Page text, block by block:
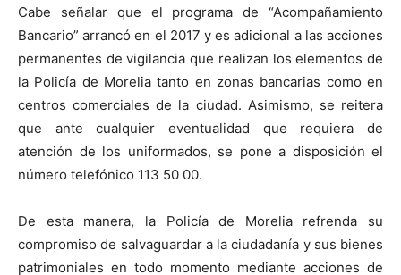
Cabe señalar que el programa de “Acompañamiento
Bancario” arrancó en el 2017 y es adicional a las acciones
permanentes de vigilancia que realizan los elementos de
la Policía de Morelia tanto en zonas bancarias como en
centros comerciales de la ciudad. Asimismo, se reitera
que ante cualquier eventualidad que requiera de
atención de los uniformados, se pone a disposición el
número telefónico 113 50 00.
De esta manera, la Policía de Morelia refrenda su
compromiso de salvaguardar a la ciudadanía y sus bienes
patrimoniales en todo momento mediante acciones de